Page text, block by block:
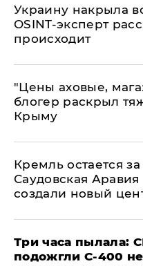
​Украину накрыла
OSINT-эксперт
происходит
​"Цены аховые,
блогер раскрыл
Крыму
​Кремль остается
Саудовская
создали новый
Три часа пылала:
подожгли С-400